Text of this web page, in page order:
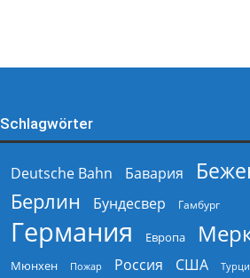
Schlagwörter
Deutsche Bahn Бавария
Берлин
Бундесвер Гамбург
Германия Европа
Мюнхен Пожар Россия США